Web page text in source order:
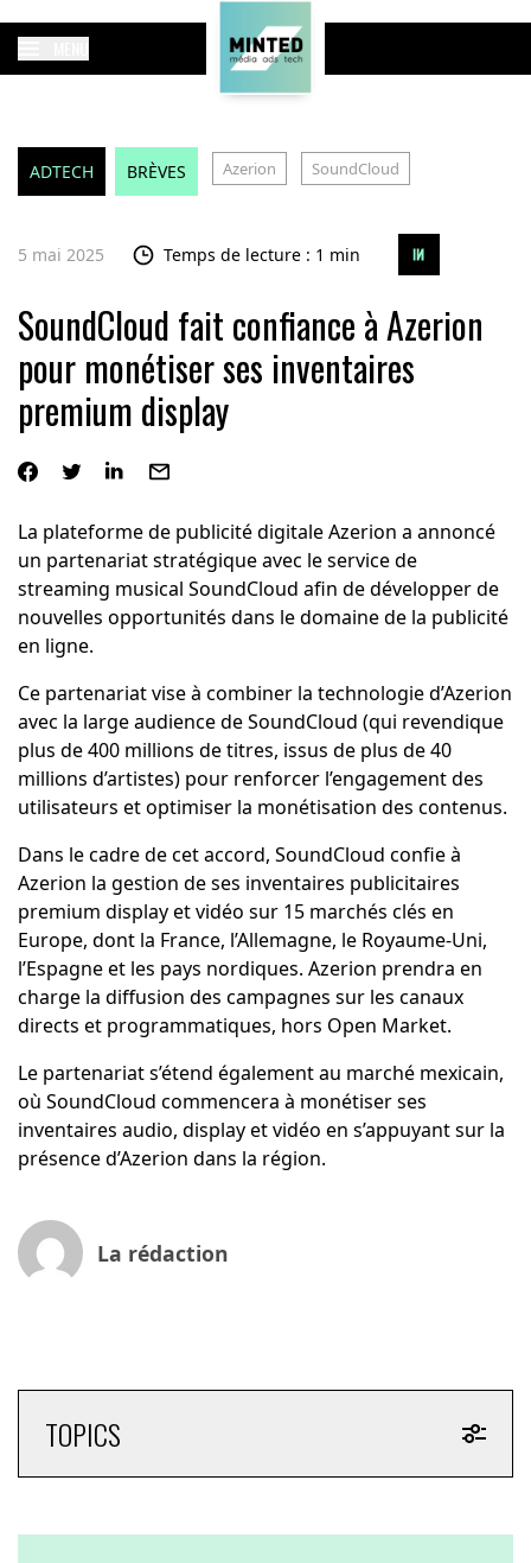
ADTECH BRÈVES Azerion SoundCloud
5 mai 2025 Temps de lecture : 1 min
SoundCloud fait confiance à Azerion
pour monétiser ses inventaires
premium display
La plateforme de publicité digitale Azerion a annoncé
un partenariat stratégique avec le service de
streaming musical SoundCloud afin de développer de
nouvelles opportunités dans le domaine de la publicité
en ligne.
Ce partenariat vise à combiner la technologie d’Azerion
avec la large audience de SoundCloud (qui revendique
plus de 400 millions de titres, issus de plus de 40
millions d’artistes) pour renforcer l’engagement des
utilisateurs et optimiser la monétisation des contenus.
Dans le cadre de cet accord, SoundCloud confie à
Azerion la gestion de ses inventaires publicitaires
premium display et vidéo sur 15 marchés clés en
Europe, dont la France, l’Allemagne, le Royaume-Uni,
l’Espagne et les pays nordiques. Azerion prendra en
charge la diffusion des campagnes sur les canaux
directs et programmatiques, hors Open Market.
Le partenariat s’étend également au marché mexicain,
où SoundCloud commencera à monétiser ses
inventaires audio, display et vidéo en s’appuyant sur la
présence d’Azerion dans la région.
La rédaction
TOPICS